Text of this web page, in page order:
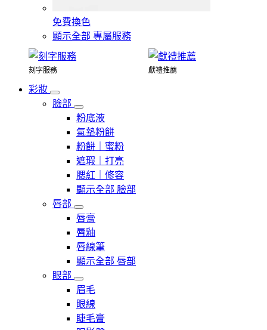
免費換色
顯示全部 專屬服務
刻字服務 獻禮推薦
彩妝
臉部
粉底液
氣墊粉餅
粉餅｜蜜粉
遮瑕｜打亮
腮紅｜修容
顯示全部 臉部
唇部
唇膏
唇釉
唇線筆
顯示全部 唇部
眼部
眉毛
眼線
睫毛膏